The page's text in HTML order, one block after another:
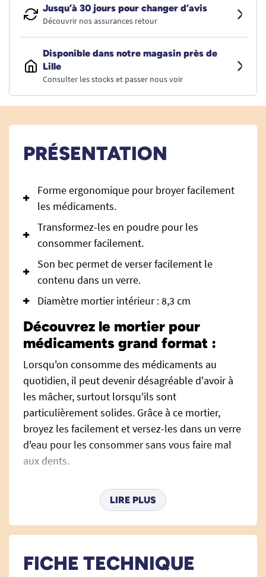
Jusqu’à 30 jours pour changer d’avis
Découvrir nos assurances retour
Disponible dans notre magasin près de
Lille
Consulter les stocks et passer nous voir
PRÉSENTATION
Forme ergonomique pour broyer facilement
les médicaments.
Transformez-les en poudre pour les
consommer facilement.
Son bec permet de verser facilement le
contenu dans un verre.
Diamètre mortier intérieur : 8,3 cm
Découvrez le mortier pour
médicaments grand format :
Lorsqu'on consomme des médicaments au
quotidien, il peut devenir désagréable d'avoir à
les mâcher, surtout lorsqu'ils sont
particulièrement solides. Grâce à ce mortier,
broyez les facilement et versez-les dans un verre
d'eau pour les consommer sans vous faire mal
aux dents.
La forme du mortier et de son pilon ainsi que
leur texture rugueuse permet de coincer
qu'il ne glisse. Une fois le pilon positionné
d'actionner des rotations, nul besoin de taper le
LIRE PLUS
FICHE TECHNIQUE